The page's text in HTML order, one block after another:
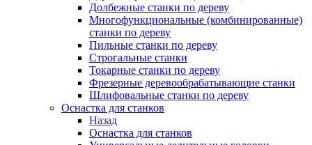
Долбежные станки по дереву
Многофункциональные (комбинированные)
станки по дереву
Пильные станки по дереву
Строгальные станки
Токарные станки по дереву
Фрезерные деревообрабатывающие станки
Шлифовальные станки по дереву
Оснастка для станков
Назад
Оснастка для станков